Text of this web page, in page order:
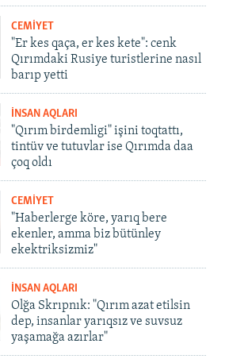
CEMİYET
"Er kes qaça, er kes kete": cenk
Qırımdaki Rusiye turistlerine nasıl
barıp yetti
İNSAN AQLARI
"Qırım birdemligi" işini toqtattı,
tintüv ve tutuvlar ise Qırımda daa
çoq oldı
CEMİYET
"Haberlerge köre, yarıq bere
ekenler, amma biz bütünley
ekektriksizmiz"
İNSAN AQLARI
Olğa Skrıpnık: "Qırım azat etilsin
dep, insanlar yarıqsız ve suvsuz
yaşamağa azırlar"